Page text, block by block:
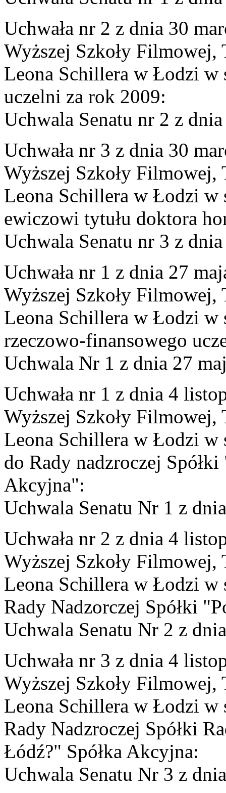
Uchwała nr 2 z dnia 30
Wyższej Szkoły
Leona Schillera w Łodzi w
uczelni za rok 2009:
Uchwala Senatu nr 2 z
Uchwała nr 3 z dnia 30
Wyższej Szkoły
Leona Schillera w Łodzi w
ewiczowi tytułu doktora
Uchwala Senatu nr 3 z
Uchwała nr 1 z dnia 27
Wyższej Szkoły
Leona Schillera w Łodzi w
rzeczowo-finansowego
Uchwala Nr 1 z dnia 27
Uchwała nr 1 z dnia 4
Wyższej Szkoły
Leona Schillera w Łodzi w
do Rady nadzroczej
Akcyjna":
Uchwala Senatu Nr 1 z
Uchwała nr 2 z dnia 4
Wyższej Szkoły
Leona Schillera w Łodzi w
Rady Nadzorczej Spółki
Uchwala Senatu Nr 2 z
Uchwała nr 3 z dnia 4
Wyższej Szkoły
Leona Schillera w Łodzi w
Rady Nadzroczej Spółki
Łódź?" Spółka Akcyjna:
Uchwala Senatu Nr 3 z